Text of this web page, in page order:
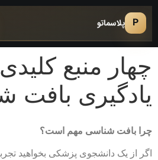
P پلاسماتو
چهار منبع
یادگیری بافت‌
چرا بافت‌ شناسی مهم است؟
اگر از یک دانشجوی پزشکی بخواهید